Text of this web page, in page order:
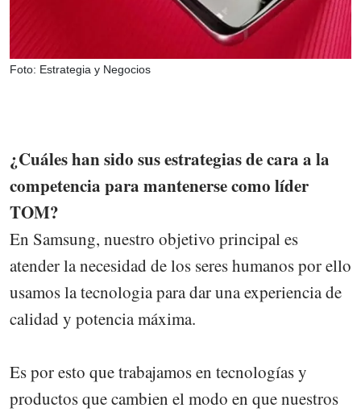
Foto: Estrategia y Negocios
¿Cuáles han sido sus estrategias de cara a la
competencia para mantenerse como líder
TOM?
En Samsung, nuestro objetivo principal es
atender la necesidad de los seres humanos por ello
usamos la tecnologia para dar una experiencia de
calidad y potencia máxima.
Es por esto que trabajamos en tecnologías y
productos que cambien el modo en que nuestros